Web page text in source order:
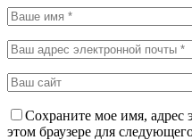
Сохраните мое имя, адрес
этом браузере для